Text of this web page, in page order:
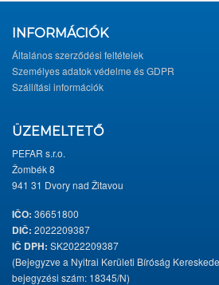
INFORMÁCIÓK
Általános szerződési feltételek
Személyes adatok védelme és GDPR
Szállítási információk
ÜZEMELTETŐ
PEFAR s.r.o.
Žombék 8
941 31 Dvory nad Žitavou
IČO: 36651800
DIČ: 2022209387
IČ DPH: SK2022209387
(Bejegyzve a Nyitrai Kerületi Bíróság
bejegyzési szám: 18345/N)